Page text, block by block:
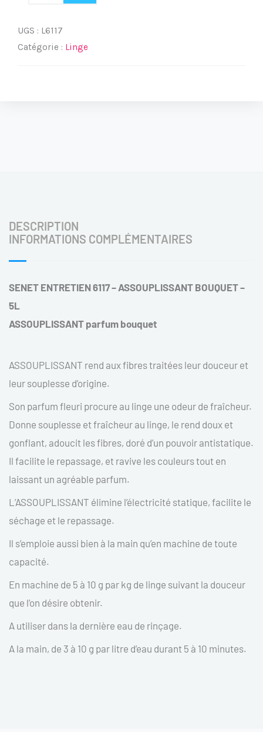
ENT
6117
UGS : L6117
Catégorie : Linge
DESCRIPTION
INFORMATIONS COMPLÉMENTAIRES
SENET ENTRETIEN 6117 – ASSOUPLISSANT BOUQUET –
5L
ASSOUPLISSANT parfum bouquet
ASSOUPLISSANT rend aux fibres traitées leur douceur et
leur souplesse d’origine.
Son parfum fleuri procure au linge une odeur de fraîcheur.
Donne souplesse et fraîcheur au linge, le rend doux et
gonflant, adoucit les fibres, doré d’un pouvoir antistatique.
Il facilite le repassage, et ravive les couleurs tout en
laissant un agréable parfum.
L’ASSOUPLISSANT élimine l’électricité statique, facilite le
séchage et le repassage.
Il s’emploie aussi bien à la main qu’en machine de toute
capacité.
En machine de 5 à 10 g par kg de linge suivant la douceur
que l’on désire obtenir.
A utiliser dans la dernière eau de rinçage.
A la main, de 3 à 10 g par litre d’eau durant 5 à 10 minutes.